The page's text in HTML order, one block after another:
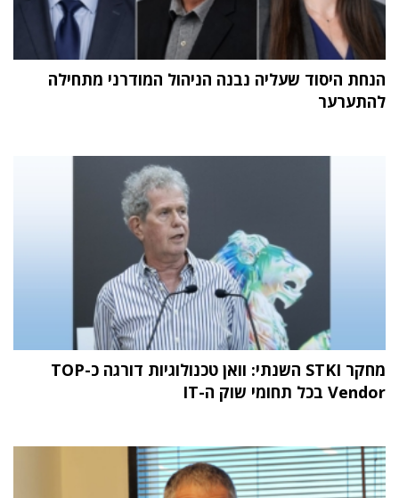
הנחת היסוד שעליה נבנה הניהול המודרני מתחילה
להתערער
מחקר STKI השנתי: וואן טכנולוגיות דורגה כ-TOP
Vendor בכל תחומי שוק ה-IT